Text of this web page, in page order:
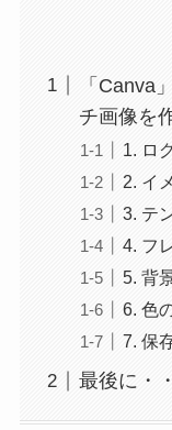
「Canva
チ画像を
1. ロ
2. イ
3. テ
4. フ
5. 背
6. 色
7. 保
最後に・